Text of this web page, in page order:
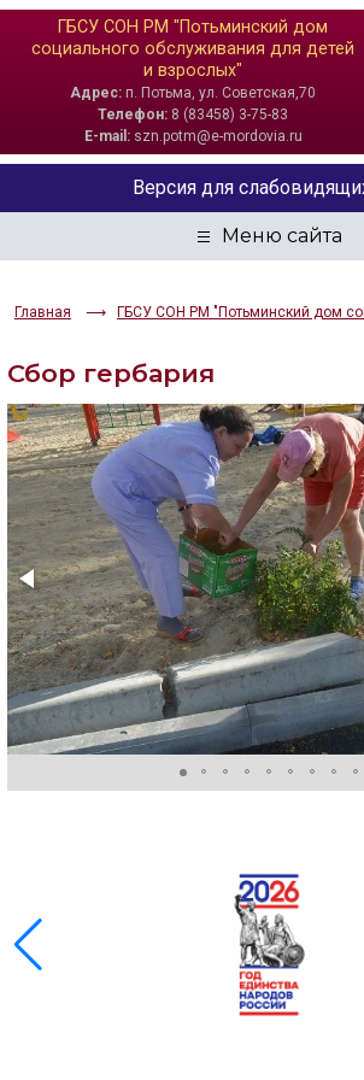
ГБСУ СОН РМ "Потьминский дом
социального обслуживания для детей
и взрослых"
Адрес: п. Потьма, ул. Советская,70
Телефон: 8 (83458) 3-75-83
E-mail:szn.potm@e-mordovia.ru
Главная ГБСУ СОН РМ "Потьминский дом
Версия для
ЦВЕТОВАЯ СХЕМА
Aa Aa Aa
ИЗОБРАЖЕНИЯ
Скрыть Ч/б
ГОЛОС
🔊 Включить
Настройки по умолчанию
Настройки по умолчанию
Сбор гербария